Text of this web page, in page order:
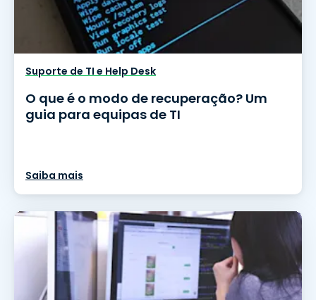
Suporte de TI e Help Desk
O que é o modo de recuperação? Um
guia para equipas de TI
Saiba mais